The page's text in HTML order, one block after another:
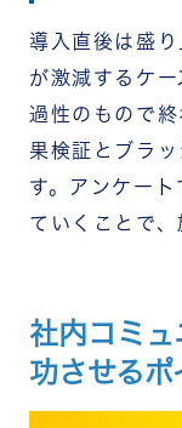
導入直後は盛
が激減するケ
過性のもので
果検証とブラ
す。アンケー
ていくことで、
社内コミ
功させるポ